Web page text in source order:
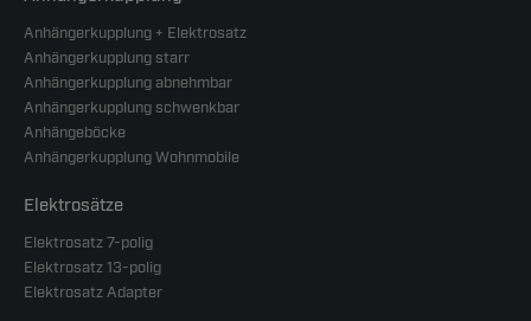
Anhängerkupplung + Elektrosatz
Anhängerkupplung starr
Anhängerkupplung abnehmbar
Anhängerkupplung schwenkbar
Anhängeböcke
Anhängerkupplung Wohnmobile
Elektrosätze
Elektrosatz 7-polig
Elektrosatz 13-polig
Elektrosatz Adapter